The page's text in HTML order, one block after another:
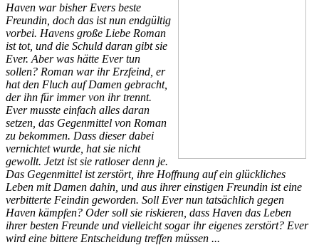
Haven war bisher Evers beste
Freundin, doch das ist nun endgültig
vorbei. Havens große Liebe Roman
ist tot, und die Schuld daran gibt sie
Ever. Aber was hätte Ever tun
sollen? Roman war ihr Erzfeind, er
hat den Fluch auf Damen gebracht,
der ihn für immer von ihr trennt.
Ever musste einfach alles daran
setzen, das Gegenmittel von Roman
zu bekommen. Dass dieser dabei
vernichtet wurde, hat sie nicht
gewollt. Jetzt ist sie ratloser denn je.
Das Gegenmittel ist zerstört, ihre Hoffnung auf ein glückliches
Leben mit Damen dahin, und aus ihrer einstigen Freundin ist eine
verbitterte Feindin geworden. Soll Ever nun tatsächlich gegen
Haven kämpfen? Oder soll sie riskieren, dass Haven das Leben
ihrer besten Freunde und vielleicht sogar ihr eigenes zerstört? Ever
wird eine bittere Entscheidung treffen müssen ...